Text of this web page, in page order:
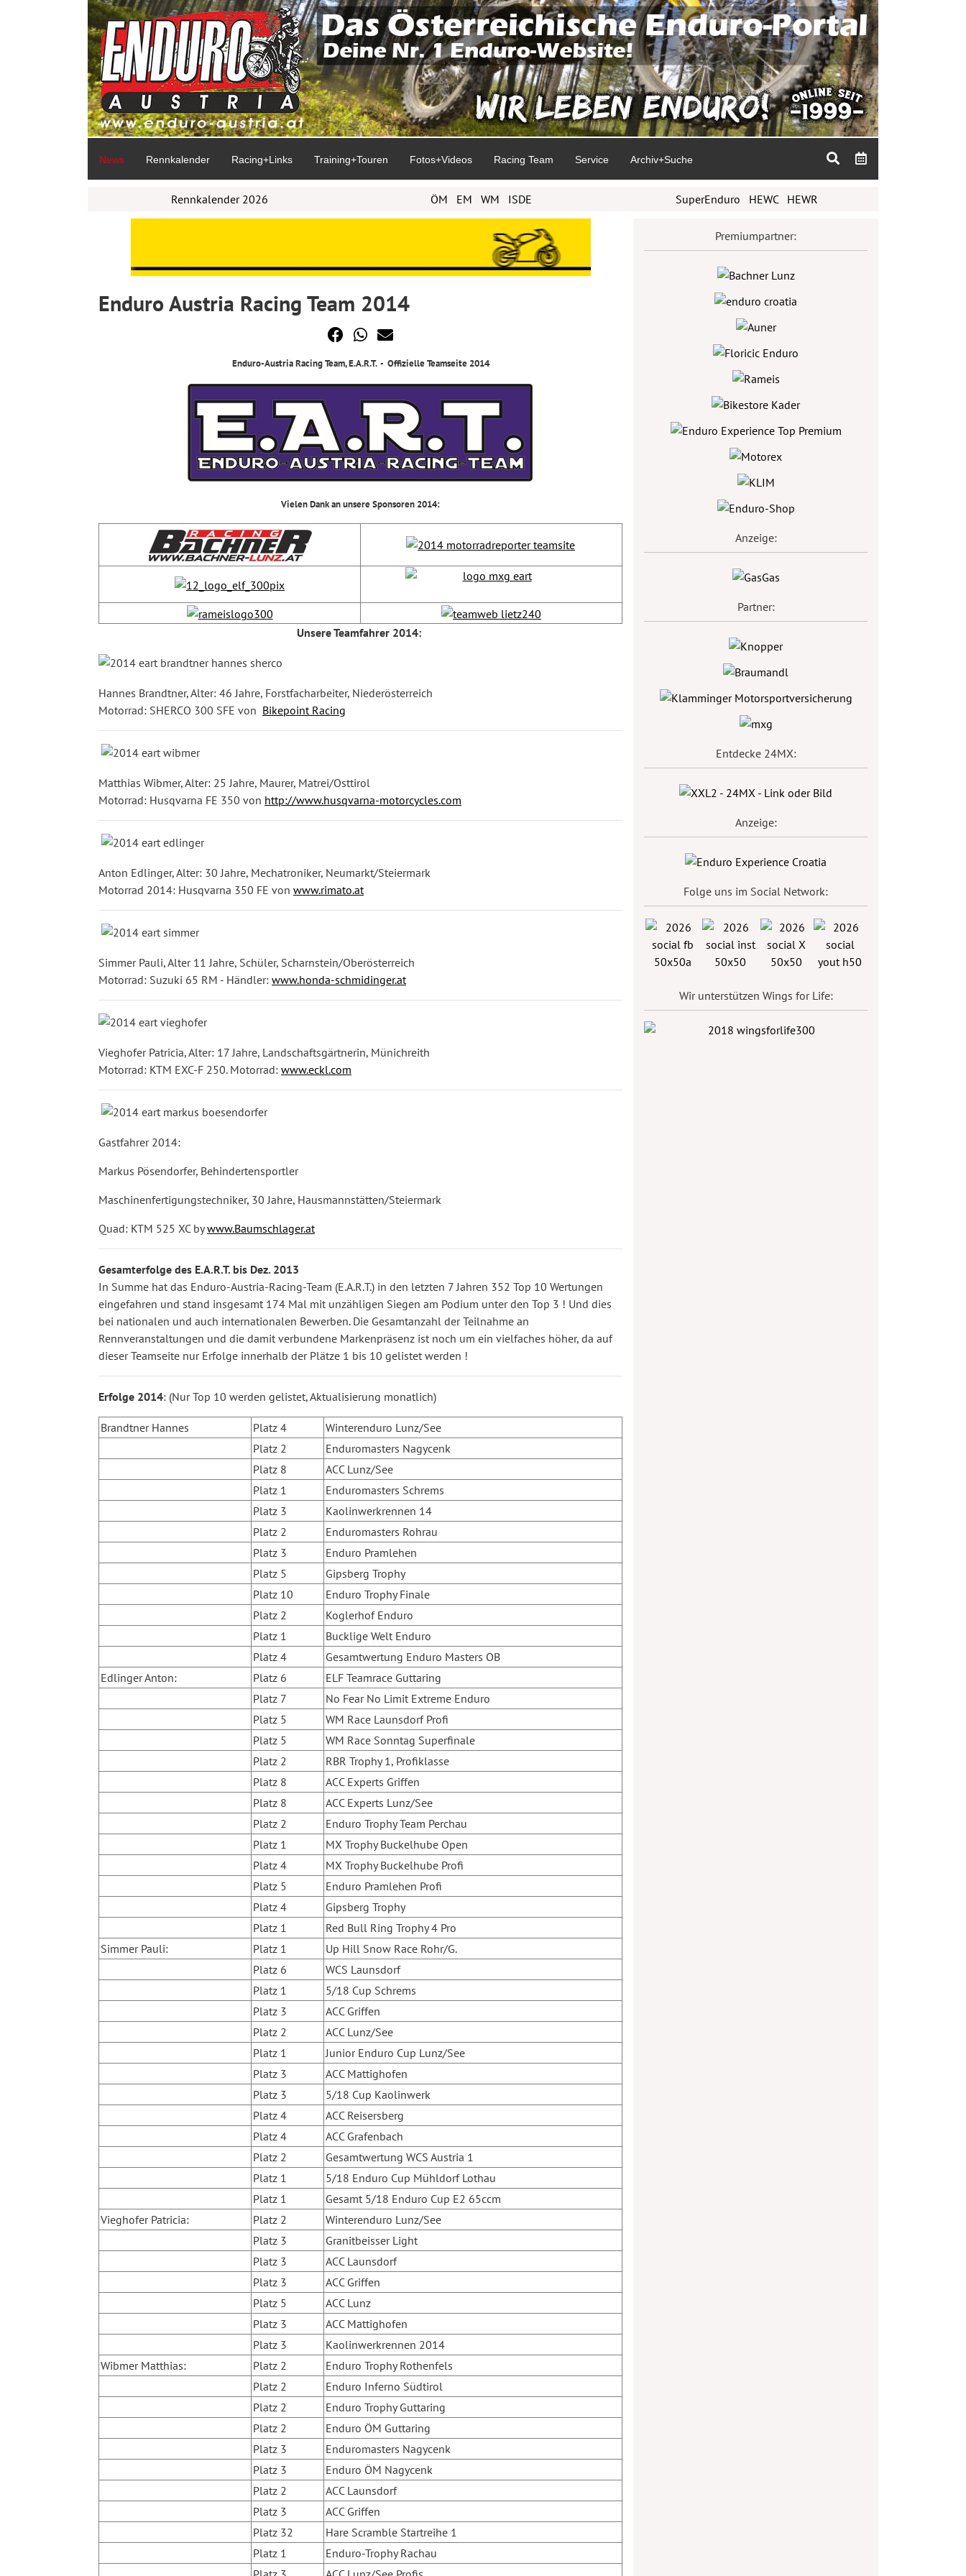
News Rennkalender Racing+Links Training+Touren Fotos+Videos Racing Team Service Archiv+Suche
Rennkalender 2026 ÖM EM WM ISDE SuperEnduro HEWC HEWR
Enduro Austria Racing Team 2014
Enduro-Austria Racing Team, E.A.R.T. - Offizielle Teamseite 2014
Vielen Dank an unsere Sponsoren 2014:
Unsere Teamfahrer 2014:
Hannes Brandtner, Alter: 46 Jahre, Forstfacharbeiter, Niederösterreich
Motorrad: SHERCO 300 SFE von Bikepoint Racing
Matthias Wibmer, Alter: 25 Jahre, Maurer, Matrei/Osttirol
Motorrad: Husqvarna FE 350 von http://www.husqvarna-motorcycles.com
Anton Edlinger, Alter: 30 Jahre, Mechatroniker, Neumarkt/Steiermark
Motorrad 2014: Husqvarna 350 FE von www.rimato.at
Simmer Pauli, Alter 11 Jahre, Schüler, Scharnstein/Oberösterreich
Motorrad: Suzuki 65 RM - Händler: www.honda-schmidinger.at
Vieghofer Patricia, Alter: 17 Jahre, Landschaftsgärtnerin, Münichreith
Motorrad: KTM EXC-F 250. Motorrad: www.eckl.com
Gastfahrer 2014:
Markus Pösendorfer, Behindertensportler
Maschinenfertigungstechniker, 30 Jahre, Hausmannstätten/Steiermark
Quad: KTM 525 XC bywww.Baumschlager.at
Gesamterfolge des E.A.R.T. bis Dez. 2013
In Summe hat das Enduro-Austria-Racing-Team (E.A.R.T.) in den letzten 7 Jahren 352 Top 10 Wertungen
eingefahren und stand insgesamt 174 Mal mit unzähligen Siegen am Podium unter den Top 3 ! Und dies
bei nationalen und auch internationalen Bewerben. Die Gesamtanzahl der Teilnahme an
Rennveranstaltungen und die damit verbundene Markenpräsenz ist noch um ein vielfaches höher, da auf
dieser Teamseite nur Erfolge innerhalb der Plätze 1 bis 10 gelistet werden !
Erfolge 2014: (Nur Top 10 werden gelistet, Aktualisierung monatlich)
Brandtner Hannes Platz 4
Winterenduro Lunz/See
Platz 2
Enduromasters Nagycenk
Platz 8
ACC Lunz/See
Platz 1
Enduromasters Schrems
Platz 3
Kaolinwerkrennen 14
Platz 2
Enduromasters Rohrau
Platz 3
Enduro Pramlehen
Platz 5
Gipsberg Trophy
Platz 10
Enduro Trophy Finale
Platz 2
Koglerhof Enduro
Platz 1
Bucklige Welt Enduro
Platz 4
Gesamtwertung Enduro Masters OB
Edlinger Anton:
Platz 6
ELF Teamrace Guttaring
Platz 7
No Fear No Limit Extreme Enduro
Platz 5
WM Race Launsdorf Profi
Platz 5
WM Race Sonntag Superfinale
Platz 2
RBR Trophy 1, Profiklasse
Platz 8
ACC Experts Griffen
Platz 8
ACC Experts Lunz/See
Platz 2
Enduro Trophy Team Perchau
Platz 1
MX Trophy Buckelhube Open
Platz 4
MX Trophy Buckelhube Profi
Platz 5
Enduro Pramlehen Profi
Platz 4
Gipsberg Trophy
Platz 1
Red Bull Ring Trophy 4 Pro
Simmer Pauli:
Platz 1
Up Hill Snow Race Rohr/G.
Platz 6
WCS Launsdorf
Platz 1
5/18 Cup Schrems
Platz 3
ACC Griffen
Platz 2
ACC Lunz/See
Platz 1
Junior Enduro Cup Lunz/See
Platz 3
ACC Mattighofen
Platz 3
5/18 Cup Kaolinwerk
Platz 4
ACC Reisersberg
Platz 4
ACC Grafenbach
Platz 2
Gesamtwertung WCS Austria 1
Platz 1
5/18 Enduro Cup Mühldorf Lothau
Platz 1
Gesamt 5/18 Enduro Cup E2 65ccm
Vieghofer Patricia:
Platz 2
Winterenduro Lunz/See
Platz 3
Granitbeisser Light
Platz 3
ACC Launsdorf
Platz 3
ACC Griffen
Platz 5
ACC Lunz
Platz 3
ACC Mattighofen
Platz 3
Kaolinwerkrennen 2014
Wibmer Matthias:
Platz 2
Enduro Trophy Rothenfels
Platz 2
Enduro Inferno Südtirol
Platz 2
Enduro Trophy Guttaring
Platz 2
Enduro ÖM Guttaring
Platz 3
Enduromasters Nagycenk
Platz 3
Enduro ÖM Nagycenk
Platz 2
ACC Launsdorf
Platz 3
ACC Griffen
Platz 32
Hare Scramble Startreihe 1
Platz 1
Enduro-Trophy Rachau
Premiumpartner:
Anzeige:
Partner:
Entdecke 24MX:
Anzeige:
Folge uns im Social Network:
Wir unterstützen Wings for Life: